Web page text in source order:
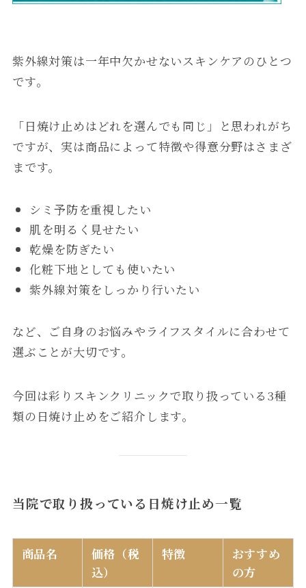
紫外線対策は一年中欠かせないスキンケアのひとつ
です。
「日焼け止めはどれを選んでも同じ」と思われがち
ですが、実は商品によって特徴や得意分野はさまざ
まです。
シミ予防を重視したい
肌を明るく見せたい
乾燥を防ぎたい
化粧下地としても使いたい
紫外線対策をしっかり行いたい
など、ご自身のお悩みやライフスタイルに合わせて
選ぶことが大切です。
今回は彩りスキンクリニックで取り扱っている3種
類の日焼け止めをご紹介します。
当院で取り扱っている日焼け止め一覧
商品名
価格（税
込）
特徴
おすすめ
の方